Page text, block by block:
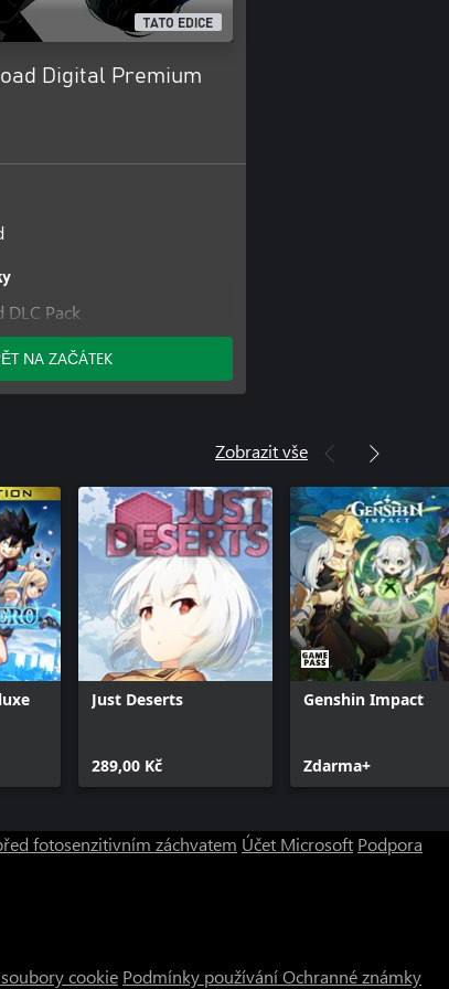
TATO EDICE
Digital Premium
DLC Pack
NA ZAČÁTEK
Zobrazit vše
Just Deserts
289,00 Kč
Genshin Impact
Zdarma+
fotosenzitivním záchvatem Účet Microsoft Podpora
cookie Podmínky používáníOchranné známky